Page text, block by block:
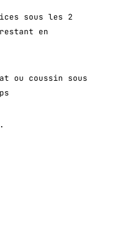
sous les 2
en
ou coussin sous